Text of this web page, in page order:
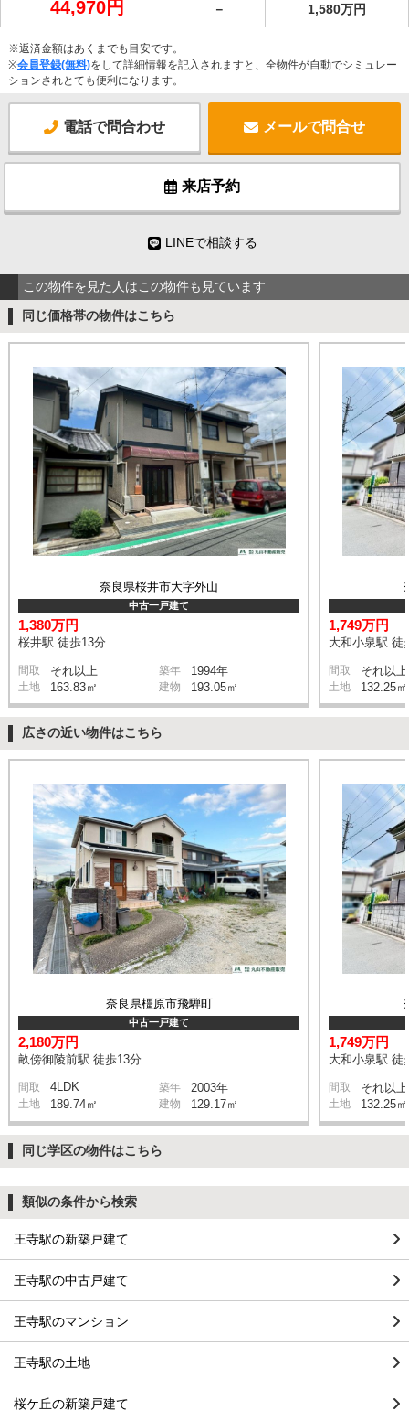
44,970円 － 1,580万円
※返済金額はあくまでも目安です。
※会員登録(無料)をして詳細情報を記入されますと、全物件が自動でシミュレー
ションされとても便利になります。
電話で問合わせ メールで問合せ
来店予約
LINEで相談する
この物件を見た人はこの物件も見ています
同じ価格帯の物件はこちら
奈良県桜井市大字外山
中古一戸建て
1,380万円
桜井駅 徒歩13分
間取 それ以上 築年 1994年
土地 163.83㎡ 建物 193.05㎡
1,749万円
大和小泉駅 徒
間取 それ以上
土地 132.25㎡
広さの近い物件はこちら
奈良県橿原市飛騨町
中古一戸建て
2,180万円
畝傍御陵前駅 徒歩13分
間取 4LDK 築年 2003年
土地 189.74㎡ 建物 129.17㎡
1,749万円
大和小泉駅 徒
間取 それ以上
土地 132.25㎡
同じ学区の物件はこちら
類似の条件から検索
王寺駅の新築戸建て
王寺駅の中古戸建て
王寺駅のマンション
王寺駅の土地
桜ケ丘の新築戸建て